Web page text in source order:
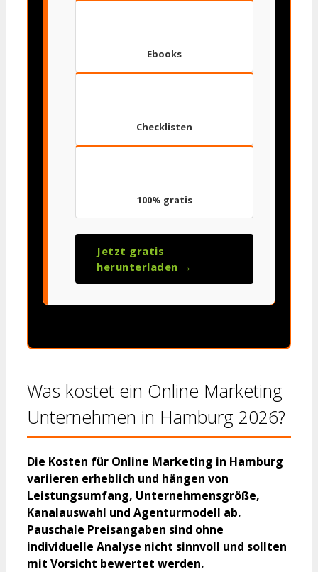
Ebooks
Checklisten
100% gratis
Jetzt gratis
herunterladen →
Was kostet ein Online Marketing
Unternehmen in Hamburg 2026?
Die Kosten für Online Marketing in Hamburg
variieren erheblich und hängen von
Leistungsumfang, Unternehmensgröße,
Kanalauswahl und Agenturmodell ab.
Pauschale Preisangaben sind ohne
individuelle Analyse nicht sinnvoll und sollten
mit Vorsicht bewertet werden.